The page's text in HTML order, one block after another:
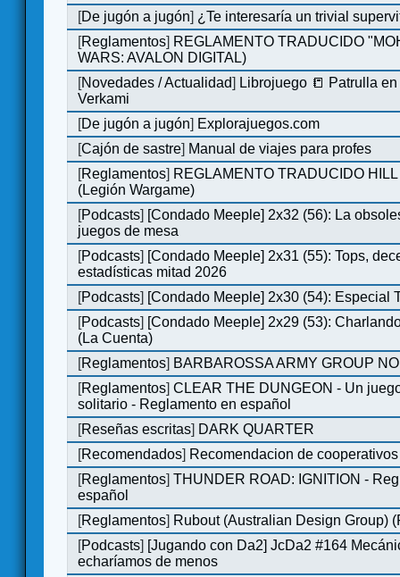
[De jugón a jugón] ¿Te interesaría un trivial
[Reglamentos] REGLAMENTO TRADUCIDO
WARS: AVALON DIGITAL)
[Novedades / Actualidad] Librojuego 📒 Patrulla
Verkami
[De jugón a jugón] Explorajuegos.com
[Cajón de sastre] Manual de viajes para profes
[Reglamentos] REGLAMENTO TRADUCIDO
(Legión Wargame)
[Podcasts] [Condado Meeple] 2x32 (56): La
juegos de mesa
[Podcasts] [Condado Meeple] 2x31 (55): Tops,
estadísticas mitad 2026
[Podcasts] [Condado Meeple] 2x30 (54): Especial
[Podcasts] [Condado Meeple] 2x29 (53):
(La Cuenta)
[Reglamentos] BARBAROSSA ARMY GROUP
[Reglamentos]CLEAR THE DUNGEON - Un
solitario - Reglamento en español
[Reseñas escritas] DARK QUARTER
[Recomendados] Recomendacion de
[Reglamentos]THUNDER ROAD: IGNITION -
español
[Reglamentos] Rubout (Australian Design Group)
[Podcasts] [Jugando con Da2] JcDa2 #164
echaríamos de menos